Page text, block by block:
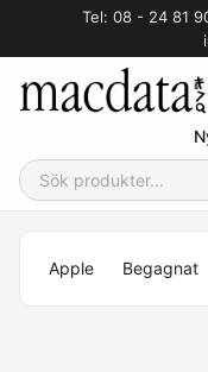
Tel: 08 - 24 81
Apple Begagnat